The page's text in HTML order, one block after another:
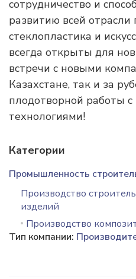
сотрудничество и
развитию всей отрасли
стеклопластика и
всегда открыты для
встречи с новыми
Казахстане, так и за
плодотворной работы
технологиями!
Категории
Промышленность
Производство
изделий
Производство
Тип компании: